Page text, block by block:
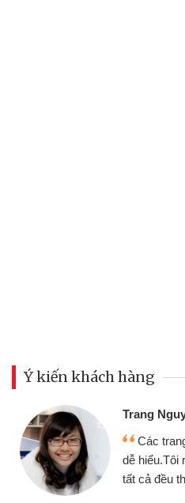
Ý kiến khách hàng
thân thiện,
chóng
tốt